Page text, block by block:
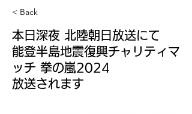
< Back
本日深夜 北陸朝日放送にて
能登半島地震復興チャリティマ
ッチ 拳の嵐2024
放送されます